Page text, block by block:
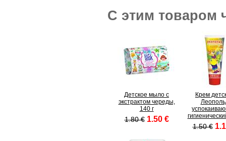
С этим товаром
Детское мыло с
экстрактом череды,
140 г
1.80 € 1.50 €
Крем
1.50 €